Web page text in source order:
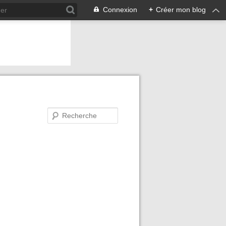
Connexion + Créer mon blog